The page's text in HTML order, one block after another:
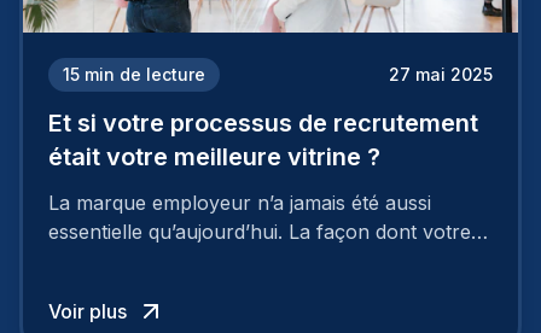
15 min de lecture 27 mai 2025
Et si votre processus de recrutement
était votre meilleure vitrine ?
La marque employeur n’a jamais été aussi
essentielle qu’aujourd’hui. La façon dont votre
à perdre les meilleurs profils.
Voir plus